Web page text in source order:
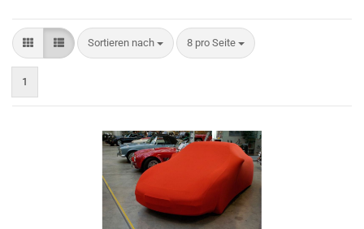
Sortieren nach 8 pro Seite
1